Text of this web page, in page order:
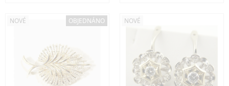
NOVÉ OBJEDNÁNO NOVÉ